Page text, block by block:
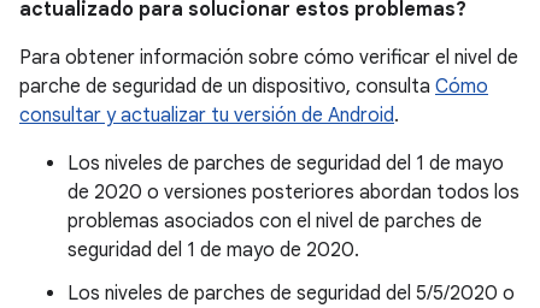
actualizado para solucionar estos problemas?
Para obtener información sobre cómo verificar el nivel de
parche de seguridad de un dispositivo, consulta Cómo
consultar y actualizar tu versión de Android.
Los niveles de parches de seguridad del 1 de mayo
de 2020 o versiones posteriores abordan todos los
problemas asociados con el nivel de parches de
seguridad del 1 de mayo de 2020.
Los niveles de parches de seguridad del 5/5/2020 o